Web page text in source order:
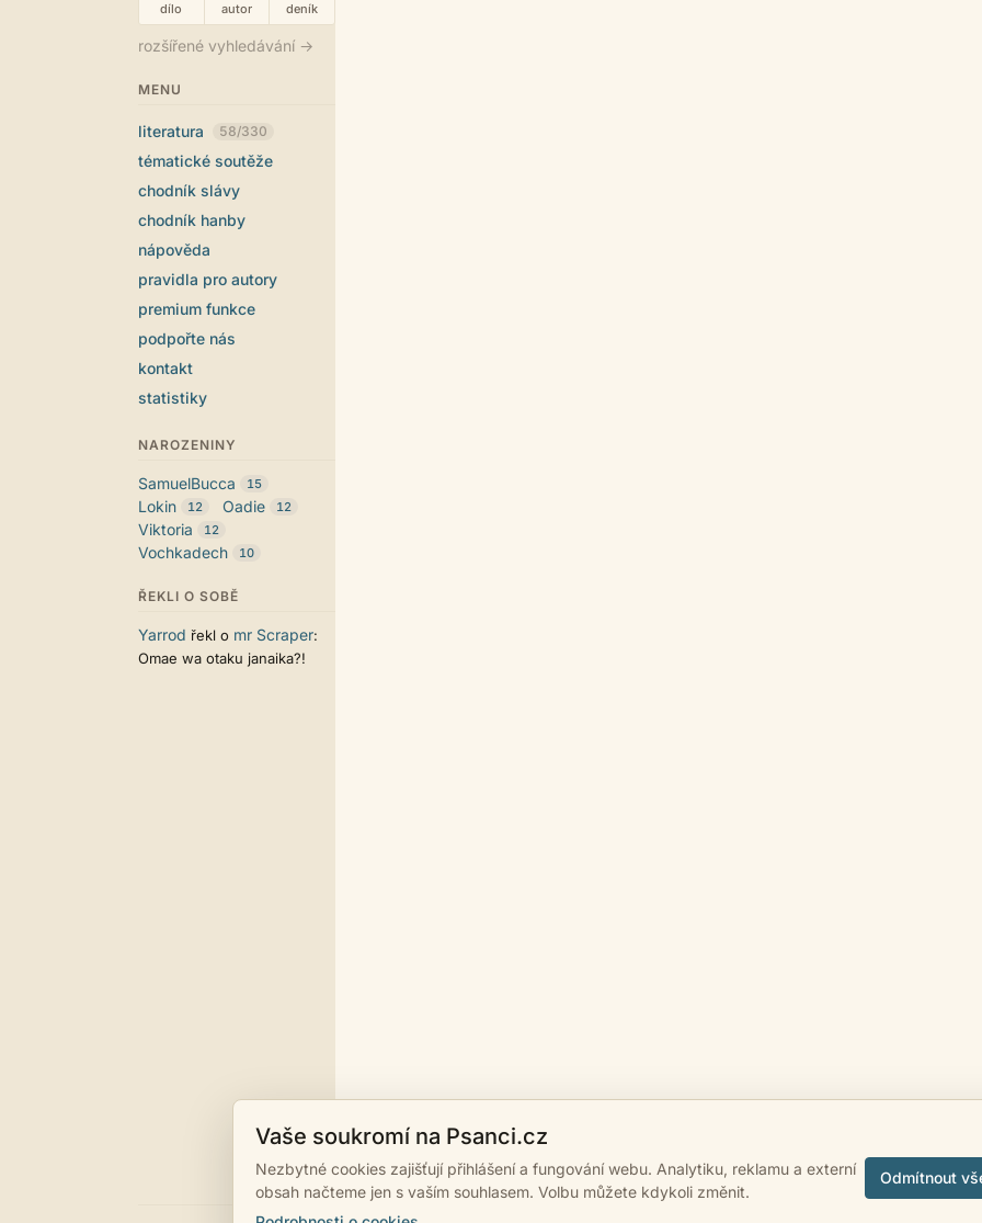
dílo autor deník
rozšířené vyhledávání →
MENU
literatura 58/330
tématické soutěže
chodník slávy
chodník hanby
nápověda
pravidla pro autory
premium funkce
podpořte nás
kontakt
statistiky
NAROZENINY
SamuelBucca 15
Lokin 12 Oadie 12
Viktoria 12
Vochkadech 10
ŘEKLI O SOBĚ
Yarrod řekl o mr Scraper:
Omae wa otaku janaika?!
Vaše soukromí na Psanci.cz
Nezbytné cookies zajišťují přihlášení a fungování webu. Analytiku, reklamu a externí
obsah načteme jen s vaším souhlasem. Volbu můžete kdykoli změnit.
Odmítnout